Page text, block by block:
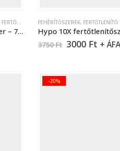
FERTŐTLENÍTŐK ,SZANITERTISZTÍTÁS
Dodacid szaniterfertőtlenítőszer – 750 ml
FEHÉRÍTŐSZEREK, FERTŐTLENÍTŐ
Hypo 10X
3750Ft 3000 Ft +
-20%